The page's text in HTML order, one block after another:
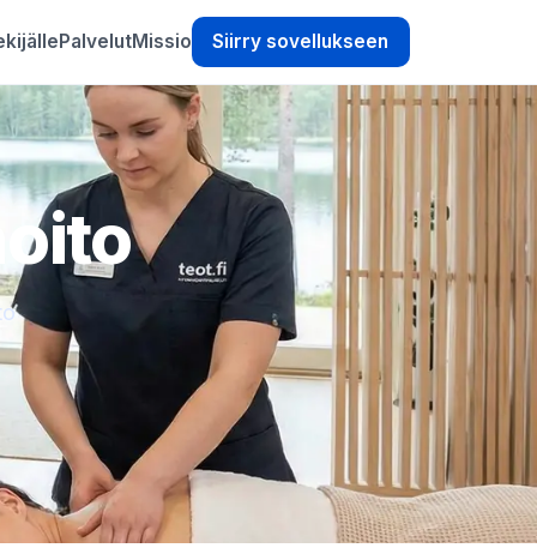
PalvelutMissio Siirry sovellukseen